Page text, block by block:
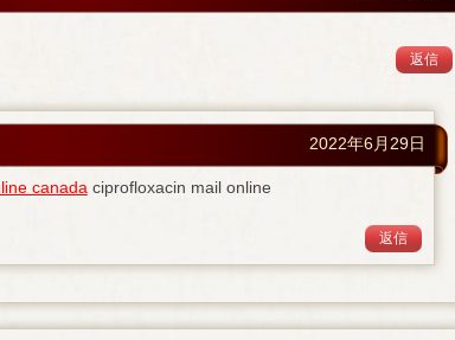
返信
2022年6月29日
canada ciprofloxacin mail online
返信